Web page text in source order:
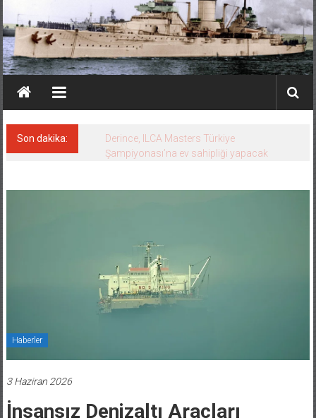
Son dakika:
Derince, ILCA Masters Türkiye
Şampiyonası’na ev sahipliği yapacak
Haberler
3 Haziran 2026
İnsansız Denizaltı Araçları